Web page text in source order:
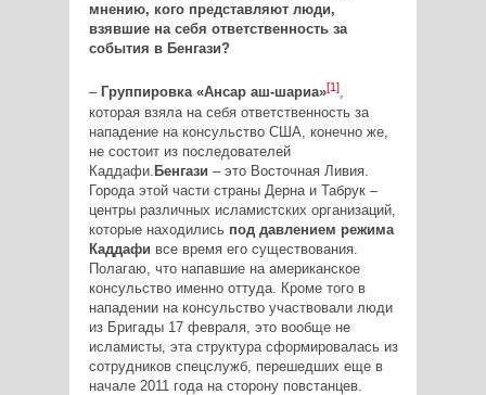
мнению, кого представляют люди,
взявшие на себя ответственность за
события в Бенгази?
– Группировка «Ансар аш-шариа»[1],
которая взяла на себя ответственность за
нападение на консульство США, конечно же,
не состоит из последователей
Каддафи. Бенгази – это Восточная Ливия.
Города этой части страны Дерна и Табрук –
центры различных исламистских организаций,
которые находились под давлением режима
Каддафи все время его существования.
Полагаю, что напавшие на американское
консульство именно оттуда. Кроме того в
нападении на консульство участвовали люди
из Бригады 17 февраля, это вообще не
исламисты, эта структура сформировалась из
сотрудников спецслужб, перешедших еще в
начале 2011 года на сторону повстанцев.